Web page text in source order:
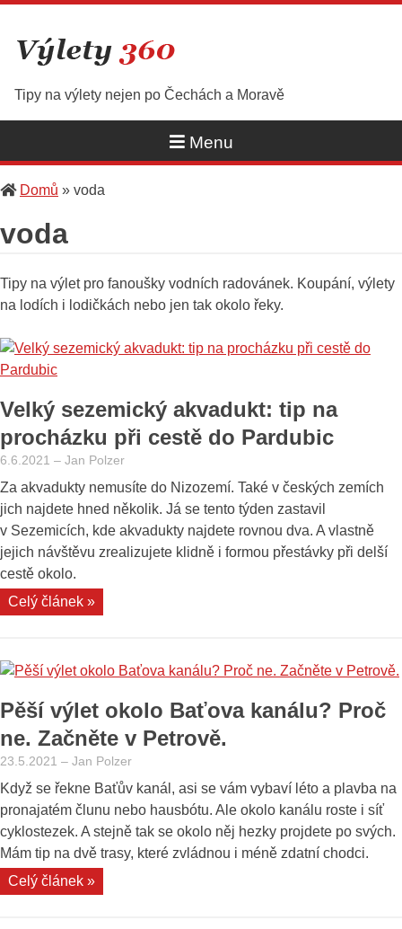
content
Tipy na výlety nejen po Čechách a Moravě
Menu
Domů » voda
voda
Tipy na výlet pro fanoušky vodních radovánek. Koupání, výlety
na lodích i lodičkách nebo jen tak okolo řeky.
Velký sezemický akvadukt: tip na
procházku při cestě do Pardubic
6.6.2021 – Jan Polzer
Za akvadukty nemusíte do Nizozemí. Také v českých zemích
jich najdete hned několik. Já se tento týden zastavil
v Sezemicích, kde akvadukty najdete rovnou dva. A vlastně
jejich návštěvu zrealizujete klidně i formou přestávky při delší
cestě okolo.
Celý článek »„Velký
tip
procházku
při
Pardubic“
Pěší výlet okolo Baťova kanálu? Proč
ne. Začněte v Petrově.
23.5.2021 – Jan Polzer
Když se řekne Baťův kanál, asi se vám vybaví léto a plavba na
pronajatém člunu nebo hausbótu. Ale okolo kanálu roste i síť
cyklostezek. A stejně tak se okolo něj hezky projdete po svých.
Mám tip na dvě trasy, které zvládnou i méně zdatní chodci.
Celý článek »„Pěší